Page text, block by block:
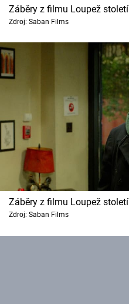
Záběry z filmu Loupež století
Zdroj: Saban Films
Záběry z filmu Loupež století
Zdroj: Saban Films